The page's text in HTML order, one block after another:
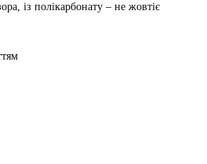
із полікарбонату – не жовтіє